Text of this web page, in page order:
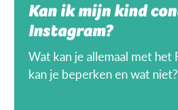
Kan ik mijn kind
Instagram?
Wat kan je allemaal met het
kan je beperken en wat niet?